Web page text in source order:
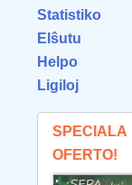
Statistiko
Elŝutu
Helpo
Ligiloj
SPECIALA
OFERTO!